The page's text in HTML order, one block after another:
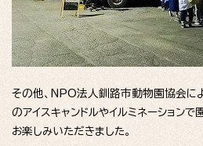
その他、NPO法人釧路市動物園協会に
のアイスキャンドルやイルミネーションで
お楽しみいただきました。